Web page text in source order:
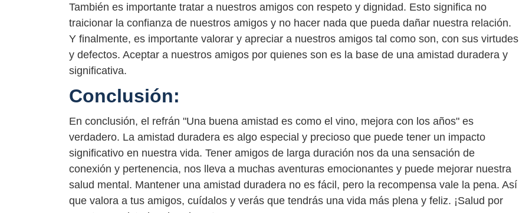
También es importante tratar a nuestros amigos con respeto y dignidad. Esto significa no
traicionar la confianza de nuestros amigos y no hacer nada que pueda dañar nuestra relación.
Y finalmente, es importante valorar y apreciar a nuestros amigos tal como son, con sus virtudes
y defectos. Aceptar a nuestros amigos por quienes son es la base de una amistad duradera y
significativa.
Conclusión:
En conclusión, el refrán "Una buena amistad es como el vino, mejora con los años" es
verdadero. La amistad duradera es algo especial y precioso que puede tener un impacto
significativo en nuestra vida. Tener amigos de larga duración nos da una sensación de
conexión y pertenencia, nos lleva a muchas aventuras emocionantes y puede mejorar nuestra
salud mental. Mantener una amistad duradera no es fácil, pero la recompensa vale la pena. Así
que valora a tus amigos, cuídalos y verás que tendrás una vida más plena y feliz. ¡Salud por